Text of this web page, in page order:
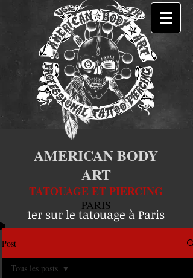
AMERICAN BODY
ART
TATOUAGE ET PIERCING
PARIS
1er sur le tatouage à Paris
Post
Tous les posts